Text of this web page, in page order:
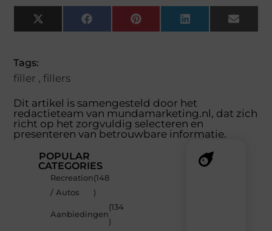
X
(Twitter)
FacebookPinterestLinkedInEmail
Tags:
filler ,fillers
Dit artikel is samengesteld door het
redactieteam van mundamarketing.nl, dat zich
richt op het zorgvuldig selecteren en
presenteren van betrouwbare informatie.
POPULAR
CATEGORIES
Recreation
/ Autos
(148
)
Aanbiedingen
(134
)